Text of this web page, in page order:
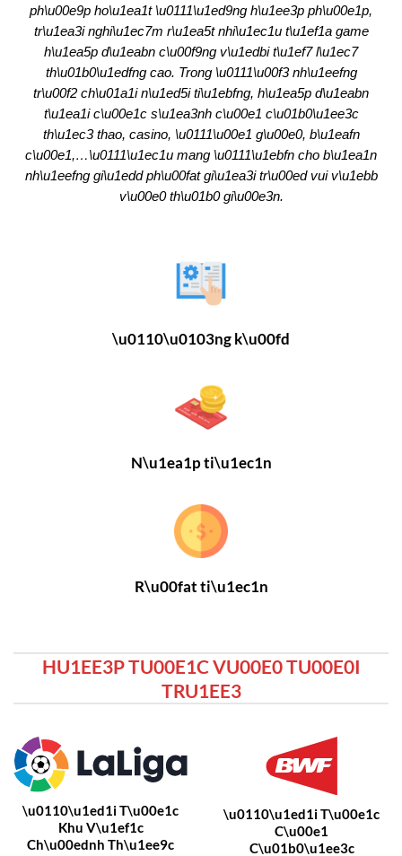
ph\u00e9p ho\u1ea1t \u0111\u1ed9ng h\u1ee3p ph\u00e1p,
tr\u1ea3i nghi\u1ec7m r\u1ea5t nhi\u1ec1u t\u1ef1a game
h\u1ea5p d\u1eabn c\u00f9ng v\u1edbi t\u1ef7 l\u1ec7
th\u01b0\u1edfng cao. Trong \u0111\u00f3 nh\u1eefng
tr\u00f2 ch\u01a1i n\u1ed5i ti\u1ebfng, h\u1ea5p d\u1eabn
t\u1ea1i c\u00e1c s\u1ea3nh c\u00e1 c\u01b0\u1ee3c
th\u1ec3 thao, casino, \u0111\u00e1 g\u00e0, b\u1eafn
c\u00e1,…\u0111\u1ec1u mang \u0111\u1ebfn cho b\u1ea1n
nh\u1eefng gi\u1edd ph\u00fat gi\u1ea3i tr\u00ed vui v\u1ebb
v\u00e0 th\u01b0 gi\u00e3n.
\u0110\u0103ng k\u00fd
N\u1ea1p ti\u1ec1n
R\u00fat ti\u1ec1n
HU1EE3P TU00E1C VU00E0 TU00E0I
TRU1EE3
\u0110\u1ed1i T\u00e1c
Khu V\u1ef1c
Ch\u00ednh Th\u1ee9c
\u0110\u1ed1i T\u00e1c
C\u00e1
C\u01b0\u1ee3c